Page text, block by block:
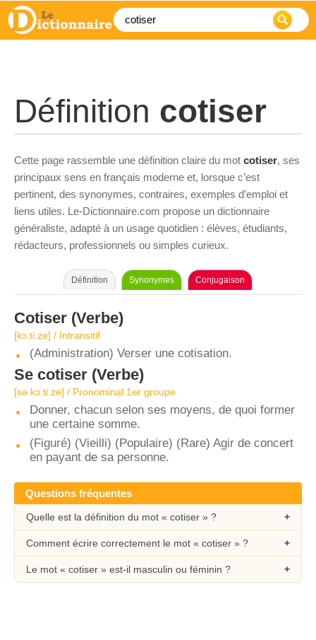
Définition cotiser
Cette page rassemble une définition claire du mot cotiser, ses
principaux sens en français moderne et, lorsque c’est
pertinent, des synonymes, contraires, exemples d’emploi et
liens utiles. Le-Dictionnaire.com propose un dictionnaire
généraliste, adapté à un usage quotidien : élèves, étudiants,
rédacteurs, professionnels ou simples curieux.
Définition Synonymes Conjugaison
Cotiser (Verbe)
[kɔ.ti.ze] / Intransitif
(Administration) Verser une cotisation.
Se cotiser (Verbe)
[sə kɔ.ti.ze] / Pronominal 1er groupe
Donner, chacun selon ses moyens, de quoi former
une certaine somme.
(Figuré) (Vieilli) (Populaire) (Rare) Agir de concert
en payant de sa personne.
Questions fréquentes
Quelle est la définition du mot « cotiser » ?
Comment écrire correctement le mot « cotiser » ?
Le mot « cotiser » est-il masculin ou féminin ?